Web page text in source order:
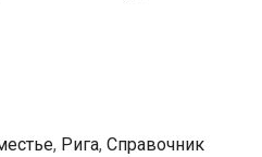
, Рига, Справочник